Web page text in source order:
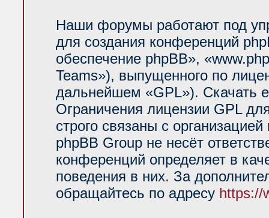
Наши форумы работают под
для создания конференций
обеспечение phpBB»,
Teams»), выпущенного по
дальнейшем «GPL»). Скачать
Ограничения лицензии GPL
строго связаны с
phpBB Group не несёт
конференций определяет в
поведения в них. За
обращайтесь по адресу https://